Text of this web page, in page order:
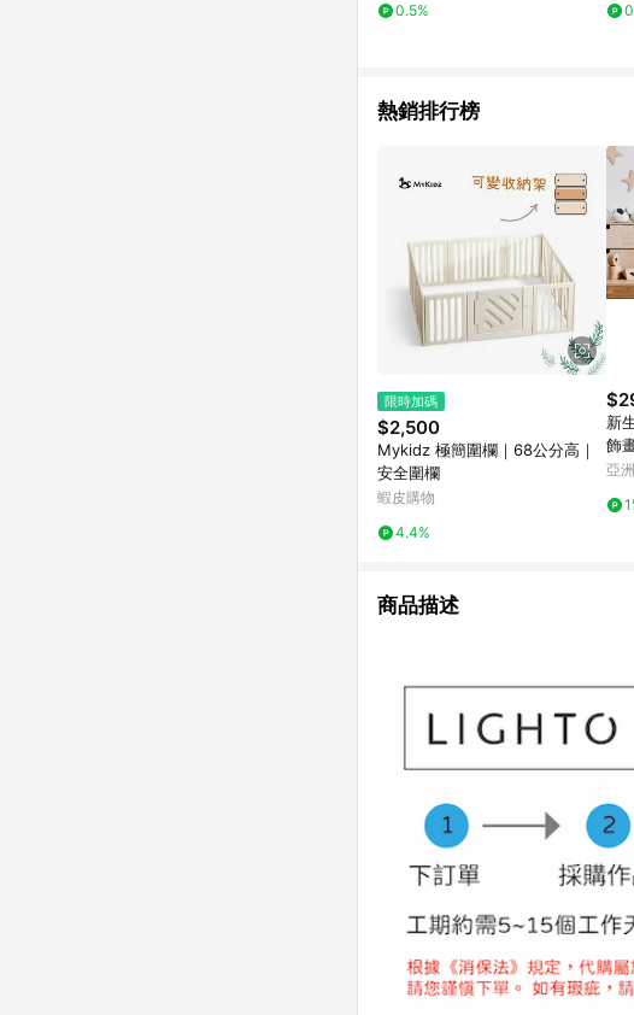
0.5%
熱銷排行榜
限時加碼
$2,500
Mykidz 極簡圍欄｜68公分高｜
安全圍欄
蝦皮購物
4.4%
新生兒禮
亞
商品描述